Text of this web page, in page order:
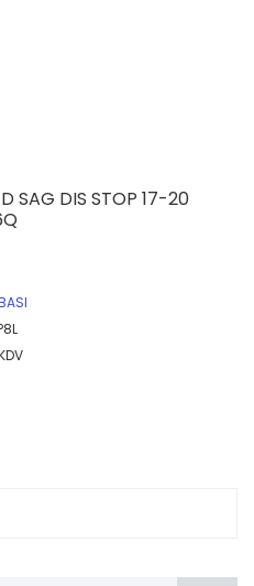
SAG DIS STOP 17-20